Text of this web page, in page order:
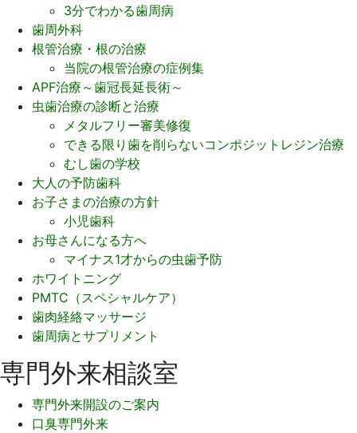
3分でわかる歯周病
歯周外科
根管治療・根の治療
当院の根管治療の症例集
APF治療～歯冠長延長術～
虫歯治療の診断と治療
メタルフリー審美修復
できる限り歯を削らないコンポジットレジン治療
むし歯の学校
大人の予防歯科
お子さまの治療の方針
小児歯科
お母さんになる方へ
マイナス1才からの虫歯予防
ホワイトニング
PMTC（スペシャルケア）
歯肉経絡マッサージ
歯周病とサプリメント
専門外来相談室
専門外来開設のご案内
口臭専門外来